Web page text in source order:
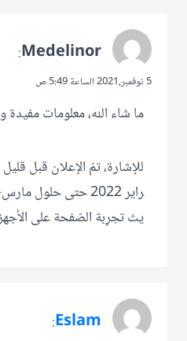
Medelinor
:
5 نوفمبر,2021 الساعة 5:49 ص
ما شاء الله، معلومات مفيدة
للإشارة، تمّ الإعلان قبل
راير 2022 حتى
يث تجرِبة الصّفحة على
Eslam
: